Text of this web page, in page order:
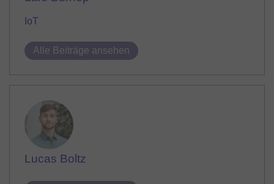
IoT
Alle Beiträge ansehen
Lucas Boltz